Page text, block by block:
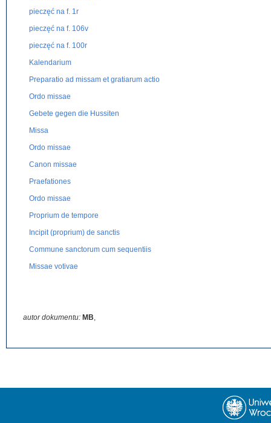
pieczęć na f. 1r
pieczęć na f. 106v
pieczęć na f. 100r
Kalendarium
Preparatio ad missam et gratiarum actio
Ordo missae
Gebete gegen die Hussiten
Missa
Ordo missae
Canon missae
Praefationes
Ordo missae
Proprium de tempore
Incipit (proprium) de sanctis
Commune sanctorum cum sequentiis
Missae votivae
autor dokumentu: MB,